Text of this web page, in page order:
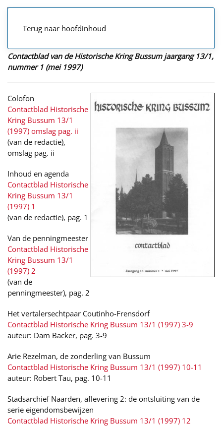
Terug naar hoofdinhoud
Contactblad van de Historische Kring Bussum jaargang 13/1,
nummer 1 (mei 1997)
Colofon
Contactblad Historische
Kring Bussum 13/1
(1997) omslag pag. ii
(van de redactie),
omslag pag. ii
Inhoud en agenda
Contactblad Historische
Kring Bussum 13/1
(1997) 1
(van de redactie), pag. 1
Van de penningmeester
Contactblad Historische
Kring Bussum 13/1
(1997) 2
(van de
penningmeester), pag. 2
Het vertalersechtpaar Coutinho-Frensdorf
Contactblad Historische Kring Bussum 13/1 (1997) 3-9
auteur: Dam Backer, pag. 3-9
Arie Rezelman, de zonderling van Bussum
Contactblad Historische Kring Bussum 13/1 (1997) 10-11
auteur: Robert Tau, pag. 10-11
Stadsarchief Naarden, aflevering 2: de ontsluiting van de
serie eigendomsbewijzen
Contactblad Historische Kring Bussum 13/1 (1997) 12